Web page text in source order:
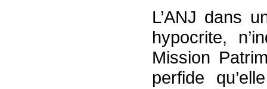
L’ANJ dans
hypocrite,
Mission
perfide